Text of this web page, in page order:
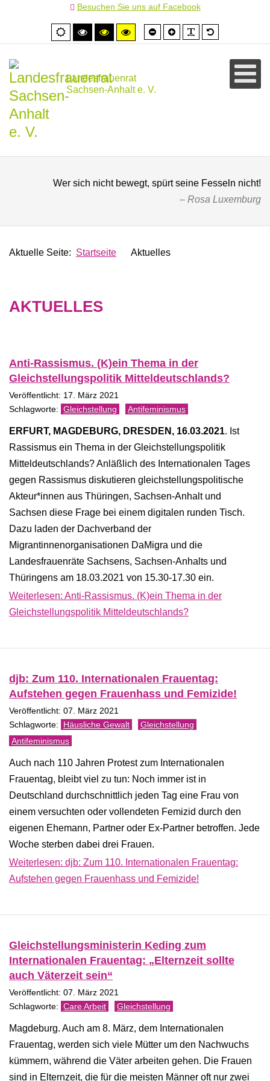
Besuchen Sie uns auf Facebook
Normale
Ansicht
Hoher
Kontrast
Hoher
Kontrast
Hoher
Kontrast
Schrift
kleiner
Schrift
größer
Landesfrauenrat
Sachsen-Anhalt e. V.
Wer sich nicht bewegt, spürt seine Fesseln nicht!
Rosa Luxemburg
Aktuelle Seite: Startseite Aktuelles
AKTUELLES
Anti-Rassismus. (K)ein Thema in der
Gleichstellungspolitik Mitteldeutschlands?
Veröffentlicht: 17. März 2021
Gleichstellung Antifeminismus
ERFURT, MAGDEBURG, DRESDEN, 16.03.2021. Ist
Rassismus ein Thema in der Gleichstellungspolitik
Mitteldeutschlands? Anläßlich des Internationalen Tages
gegen Rassismus diskutieren gleichstellungspolitische
Akteur*innen aus Thüringen, Sachsen-Anhalt und
Sachsen diese Frage bei einem digitalen runden Tisch.
Dazu laden der Dachverband der
Migrantinnenorganisationen DaMigra und die
Landesfrauenräte Sachsens, Sachsen-Anhalts und
Thüringens am 18.03.2021 von 15.30-17.30 ein.
Weiterlesen: Anti-Rassismus. (K)ein Thema in der
Gleichstellungspolitik Mitteldeutschlands?
djb: Zum 110. Internationalen Frauentag:
Aufstehen gegen Frauenhass und Femizide!
Veröffentlicht: 07. März 2021
Häusliche Gewalt
Gleichstellung
Antifeminismus
Auch nach 110 Jahren Protest zum Internationalen
Frauentag, bleibt viel zu tun: Noch immer ist in
Deutschland durchschnittlich jeden Tag eine Frau von
einem versuchten oder vollendeten Femizid durch den
eigenen Ehemann, Partner oder Ex-Partner betroffen. Jede
Woche sterben dabei drei Frauen.
Weiterlesen: djb: Zum 110. Internationalen Frauentag:
Aufstehen gegen Frauenhass und Femizide!
Gleichstellungsministerin Keding zum
Internationalen Frauentag: „Elternzeit sollte
auch Väterzeit sein“
Veröffentlicht: 07. März 2021
Care Arbeit Gleichstellung
Magdeburg. Auch am 8. März, dem Internationalen
Frauentag, werden sich viele Mütter um den Nachwuchs
kümmern, während die Väter arbeiten gehen. Die Frauen
sind in Elternzeit, die für die meisten Männer oft nur zwei